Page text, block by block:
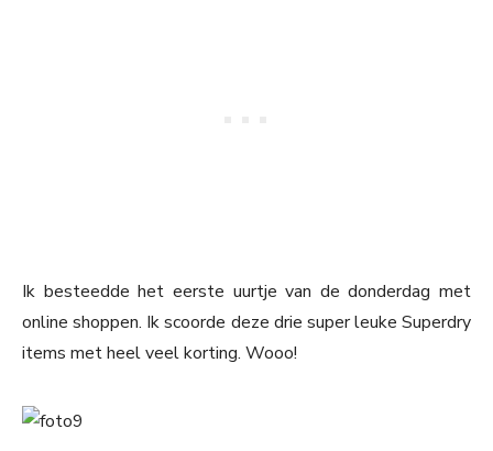
Ik besteedde het eerste uurtje van de donderdag met
online shoppen. Ik scoorde deze drie super leuke Superdry
items met heel veel korting. Wooo!